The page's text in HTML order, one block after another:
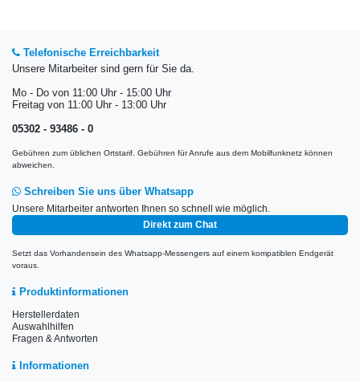
Telefonische Erreichbarkeit
Unsere Mitarbeiter sind gern für Sie da.
Mo - Do von 11:00 Uhr - 15:00 Uhr
Freitag von 11:00 Uhr - 13:00 Uhr
05302 - 93486 - 0
Gebühren zum üblichen Ortstarif. Gebühren für Anrufe aus dem Mobilfunknetz können
abweichen.
Schreiben Sie uns über Whatsapp
Unsere Mitarbeiter antworten Ihnen so schnell wie möglich.
Direkt zum Chat
Setzt das Vorhandensein des Whatsapp-Messengers auf einem kompatiblen Endgerät
voraus.
Produktinformationen
Herstellerdaten
Auswahlhilfen
Fragen & Antworten
Informationen